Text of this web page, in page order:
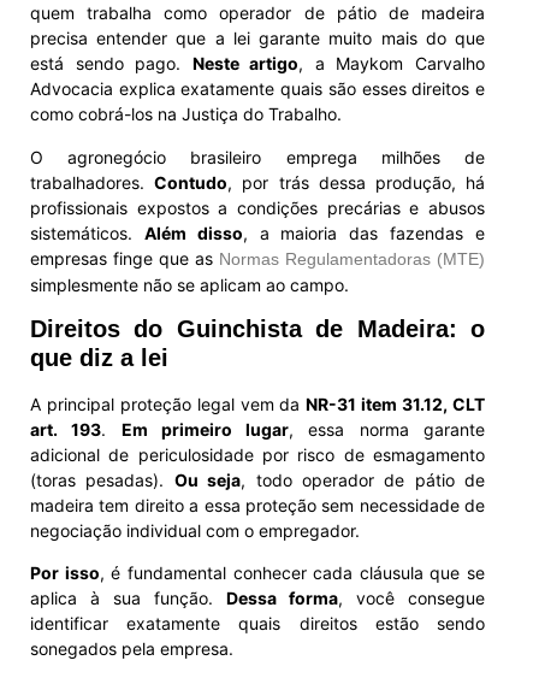
quem trabalha como operador de pátio de madeira
precisa entender que a lei garante muito mais do que
está sendo pago. Neste artigo, a Maykom Carvalho
Advocacia explica exatamente quais são esses direitos e
como cobrá-los na Justiça do Trabalho.
O agronegócio brasileiro emprega milhões de
trabalhadores.Contudo, por trás dessa produção, há
profissionais expostos a condições precárias e abusos
sistemáticos. Além disso, a maioria das fazendas e
empresas finge que as Normas Regulamentadoras (MTE)
simplesmente não se aplicam ao campo.
Direitos do Guinchista de Madeira: o
que diz a lei
A principal proteção legal vem daNR-31 item 31.12, CLT
art. 193. Em primeiro lugar, essa norma garante
adicional de periculosidade por risco de esmagamento
(toras pesadas). Ou seja, todo operador de pátio de
madeira tem direito a essa proteção sem necessidade de
negociação individual com o empregador.
Por isso, é fundamental conhecer cada cláusula que se
aplica à sua função. Dessa forma, você consegue
identificar exatamente quais direitos estão sendo
sonegados pela empresa.